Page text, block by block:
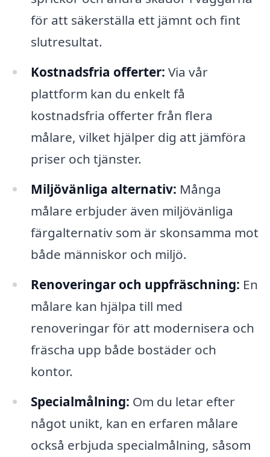
för att säkerställa ett jämnt och fint
slutresultat.
Kostnadsfria offerter: Via vår
plattform kan du enkelt få
kostnadsfria offerter från flera
målare, vilket hjälper dig att jämföra
priser och tjänster.
Miljövänliga alternativ: Många
målare erbjuder även miljövänliga
färgalternativ som är skonsamma mot
både människor och miljö.
Renoveringar och uppfräschning: En
målare kan hjälpa till med
renoveringar för att modernisera och
fräscha upp både bostäder och
kontor.
Specialmålning: Om du letar efter
något unikt, kan en erfaren målare
också erbjuda specialmålning, såsom